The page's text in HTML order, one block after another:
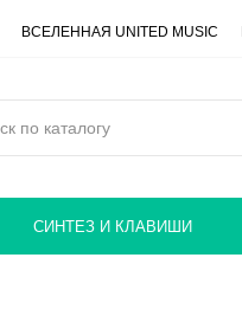
ВСЕЛЕННАЯ UNITED MUSIC
СИНТЕЗ И КЛАВИШИ